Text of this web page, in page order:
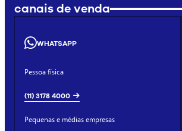
canais de venda
WHATSAPP
Pessoa física
(11) 3178 4000
Pequenas e médias empresas